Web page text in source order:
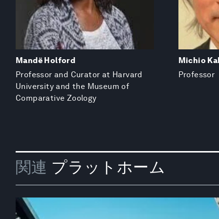
Mandë Holford
Professor and Curator at Harvard
University and the Museum of
Comparative Zoology
Michio
Professor
関連 プラットホーム